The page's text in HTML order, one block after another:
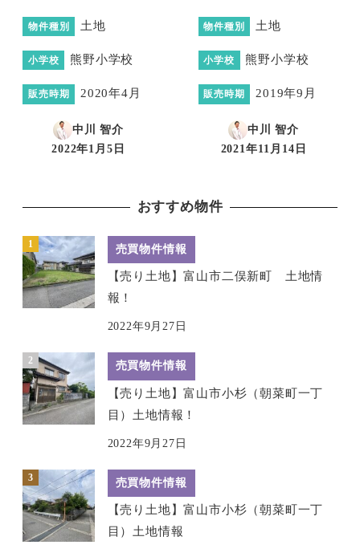
物件種別 土地
小学校 熊野小学校
販売時期 2020年4月
中川 智介
投稿日
2022年1月5日
物件種別 土地
小学校 熊野小学校
販売時期 2019年9月
中川 智介
投稿日
2021年11月14日
おすすめ物件
売買物件情報
【売り土地】富山市二俣新町 土地情
報！
2022年9月27日
売買物件情報
【売り土地】富山市小杉（朝菜町一丁
目）土地情報！
2022年9月27日
売買物件情報
【売り土地】富山市小杉（朝菜町一丁
目）土地情報